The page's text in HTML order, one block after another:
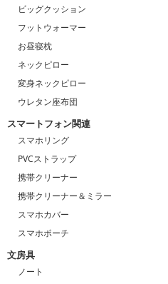
ビッグクッション
フットウォーマー
お昼寝枕
ネックピロー
変身ネックピロー
ウレタン座布団
スマートフォン関連
スマホリング
PVCストラップ
携帯クリーナー
携帯クリーナー＆ミラー
スマホカバー
スマホポーチ
文房具
ノート